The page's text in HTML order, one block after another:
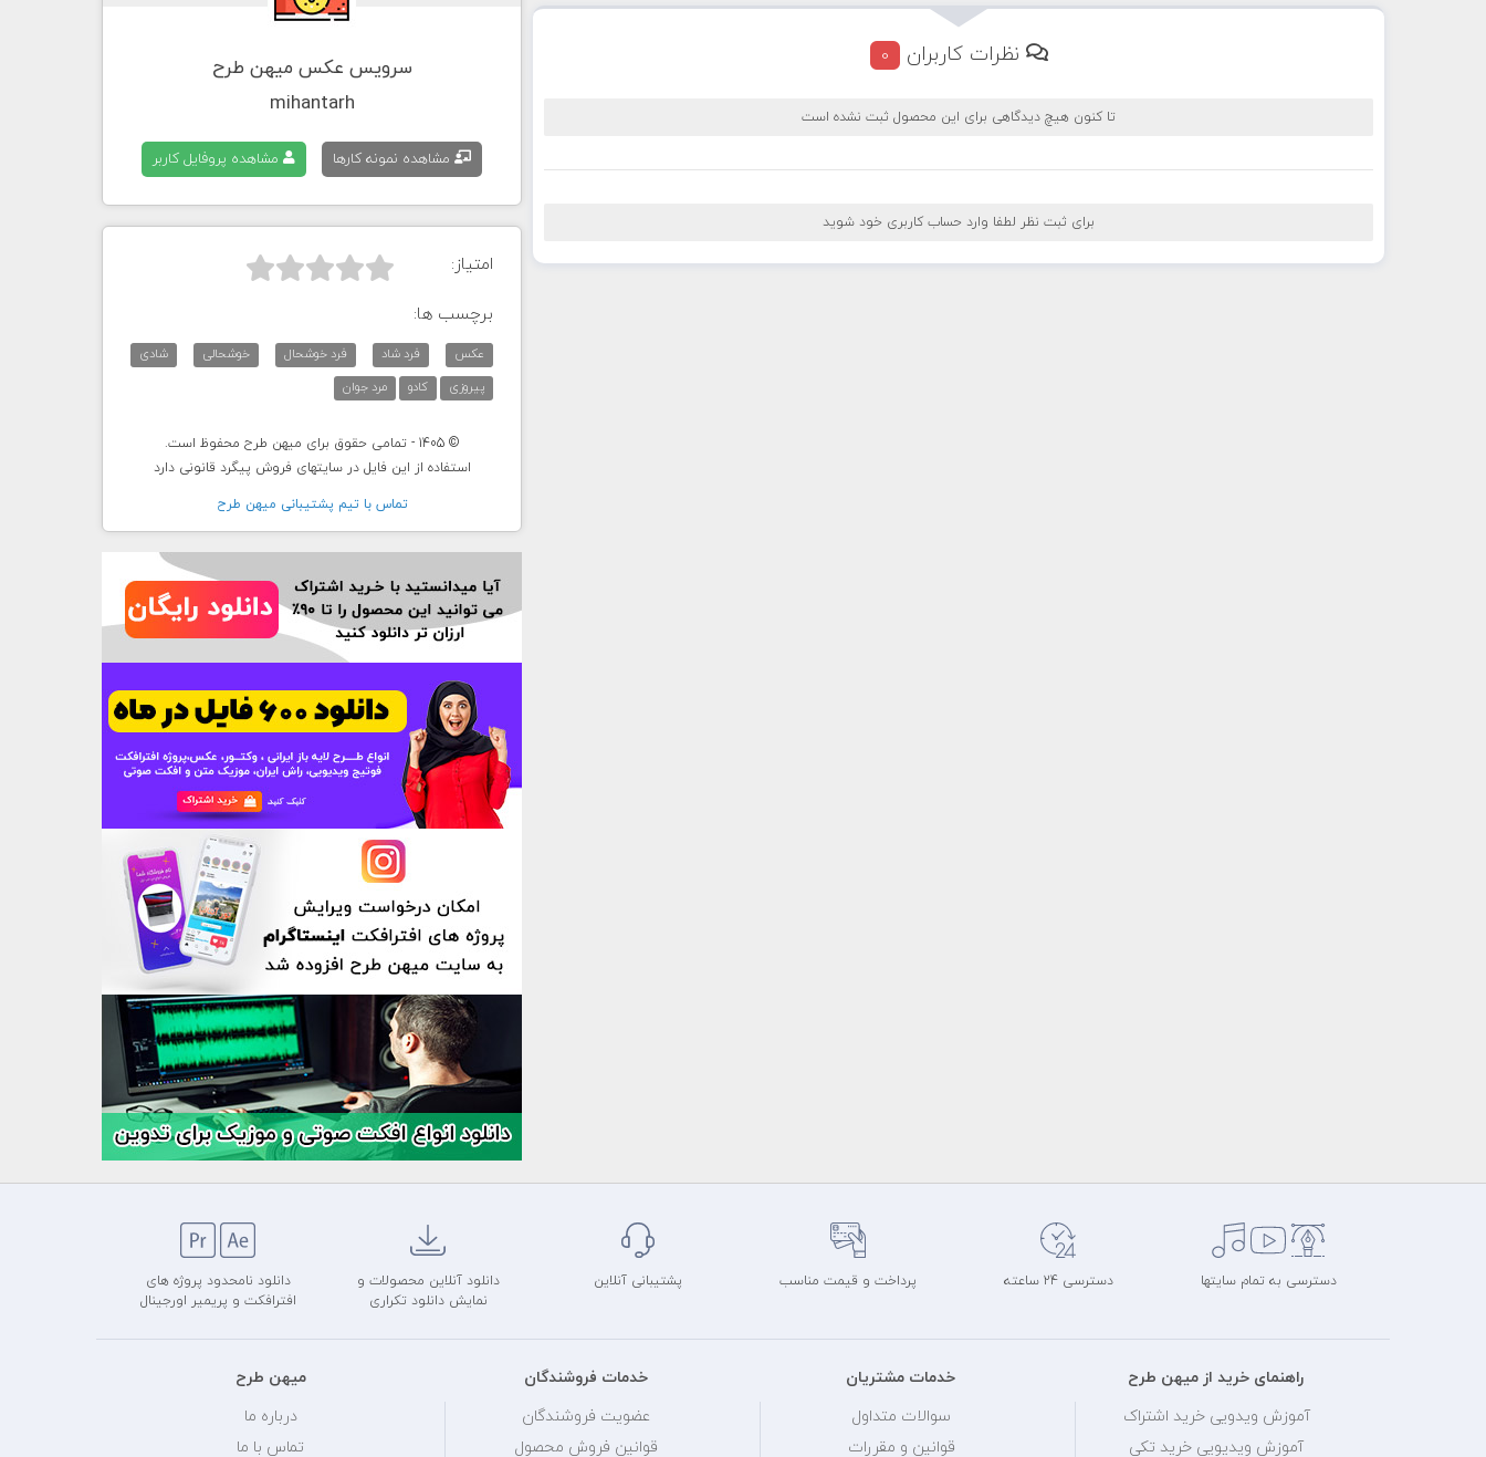
نظرات کاربران 0
تا کنون هیچ دیدگاهی برای این محصول ثبت نشده است
برای ثبت نظر لطفا وارد حساب کاربری خود شوید
سرویس عکس میهن طرح
mihantarh
مشاهده نمونه کارها مشاهده پروفایل کاربر
امتیاز: 


برچسب ها:
عکس فرد شاد فرد خوشحال خوشحالی
شادی
پیروزی
کادو مرد جوان
© 1405 - تمامی حقوق برای میهن طرح محفوظ است.
استفاده از این فایل در سایتهای فروش پیگرد قانونی دارد
تماس با تيم پشتيبانی ميهن طرح
دسترسی به تمام سایتها دسترسی 24 ساعته پرداخت و قیمت مناسب پشتیبانی آنلاین
دانلود آنلاین محصولات و
نمایش دانلود تکراری
دانلود نامحدود پروژه های
افترافکت و پریمیر اورجینال
راهنمای خرید از میهن طرح
آموزش ویدویی خرید اشتراک
آموزش ویدیویی خرید تکی
خدمات مشتریان
سوالات متداول
قوانین و مقررات
خدمات فروشندگان
عضویت فروشندگان
قوانین فروش محصول
میهن طرح
درباره ما
تماس با ما